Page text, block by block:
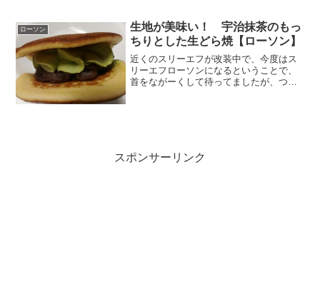
ローソン
生地が美味い！ 宇治抹茶のもっ
ちりとした生どら焼【ローソン】
近くのスリーエフが改装中で、今度はス
リーエフローソンになるということで、
首をながーくして待ってましたが、つい
スポンサーリンク